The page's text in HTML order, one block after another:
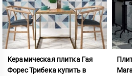
Керамическая плитка Гая
Форес Трибека купить в